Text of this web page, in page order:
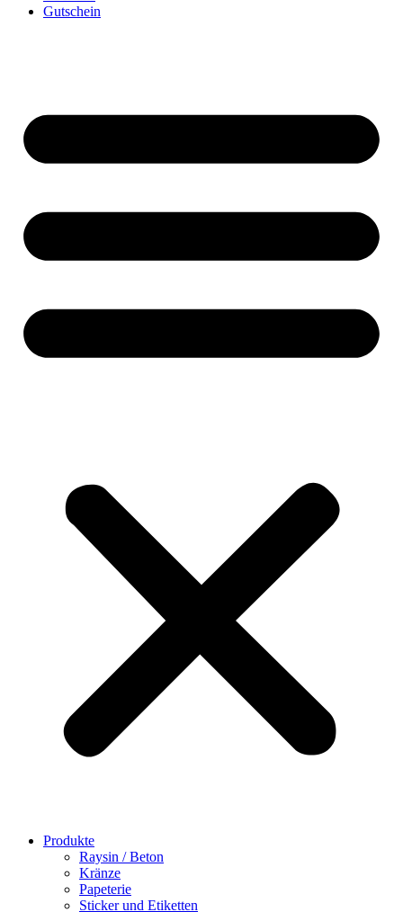
Gutschein
Produkte
Raysin / Beton
Kränze
Papeterie
Sticker und Etiketten